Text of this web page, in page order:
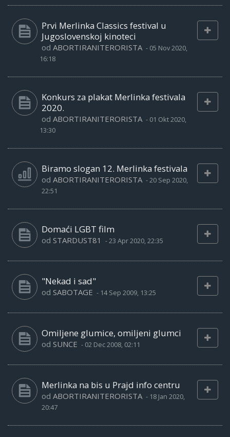
Prvi Merlinka Classics festival u
Jugoslovenskoj kinoteci
od ABORTIRANITERORISTA - 05 Nov 2020,
16:18
Konkurs za plakat Merlinka festivala
2020.
od ABORTIRANITERORISTA - 01 Okt 2020,
13:30
Biramo slogan 12. Merlinka festivala
od ABORTIRANITERORISTA -20 Sep 2020,
22:51
Domaći LGBT film
od STARDUST81 -23 Apr 2020, 22:35
"Nekad i sad"
od SABOTAGE - 14 Sep 2009, 13:25
Omiljene glumice, omiljeni glumci
od SUNCE - 02 Dec 2008, 02:11
Merlinka na bis u Prajd info centru
od ABORTIRANITERORISTA - 18 Jan 2020,
20:47